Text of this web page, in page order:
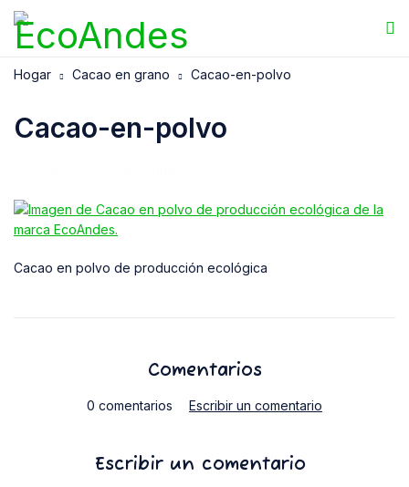
Hogar Cacao en grano Cacao-en-polvo
Cacao-en-polvo
Cacao en polvo de producción ecológica
Comentarios
0 comentarios Escribir un comentario
Escribir un comentario